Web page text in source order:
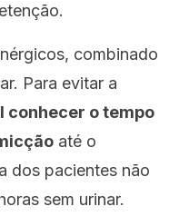
combinado
Para evitar a
conhecer o tempo
até o
dos pacientes não
sem urinar.